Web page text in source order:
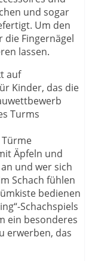
und sogar
Um den
die Fingernägel
lassen.
auf
Kinder, das die
Turms
Äpfeln und
und wer sich
Schach fühlen
bedienen
Schachspiels
ein besonderes
erwerben, das